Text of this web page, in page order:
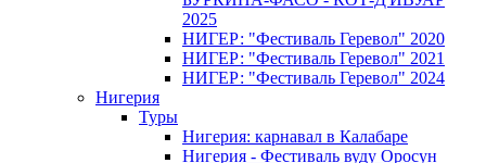
2025
НИГЕР: "Фестиваль Геревол" 2020
НИГЕР: "Фестиваль Геревол" 2021
НИГЕР: "Фестиваль Геревол" 2024
Нигерия
Туры
Нигерия: карнавал в Калабаре
Нигерия - Фестиваль вуду Оросун